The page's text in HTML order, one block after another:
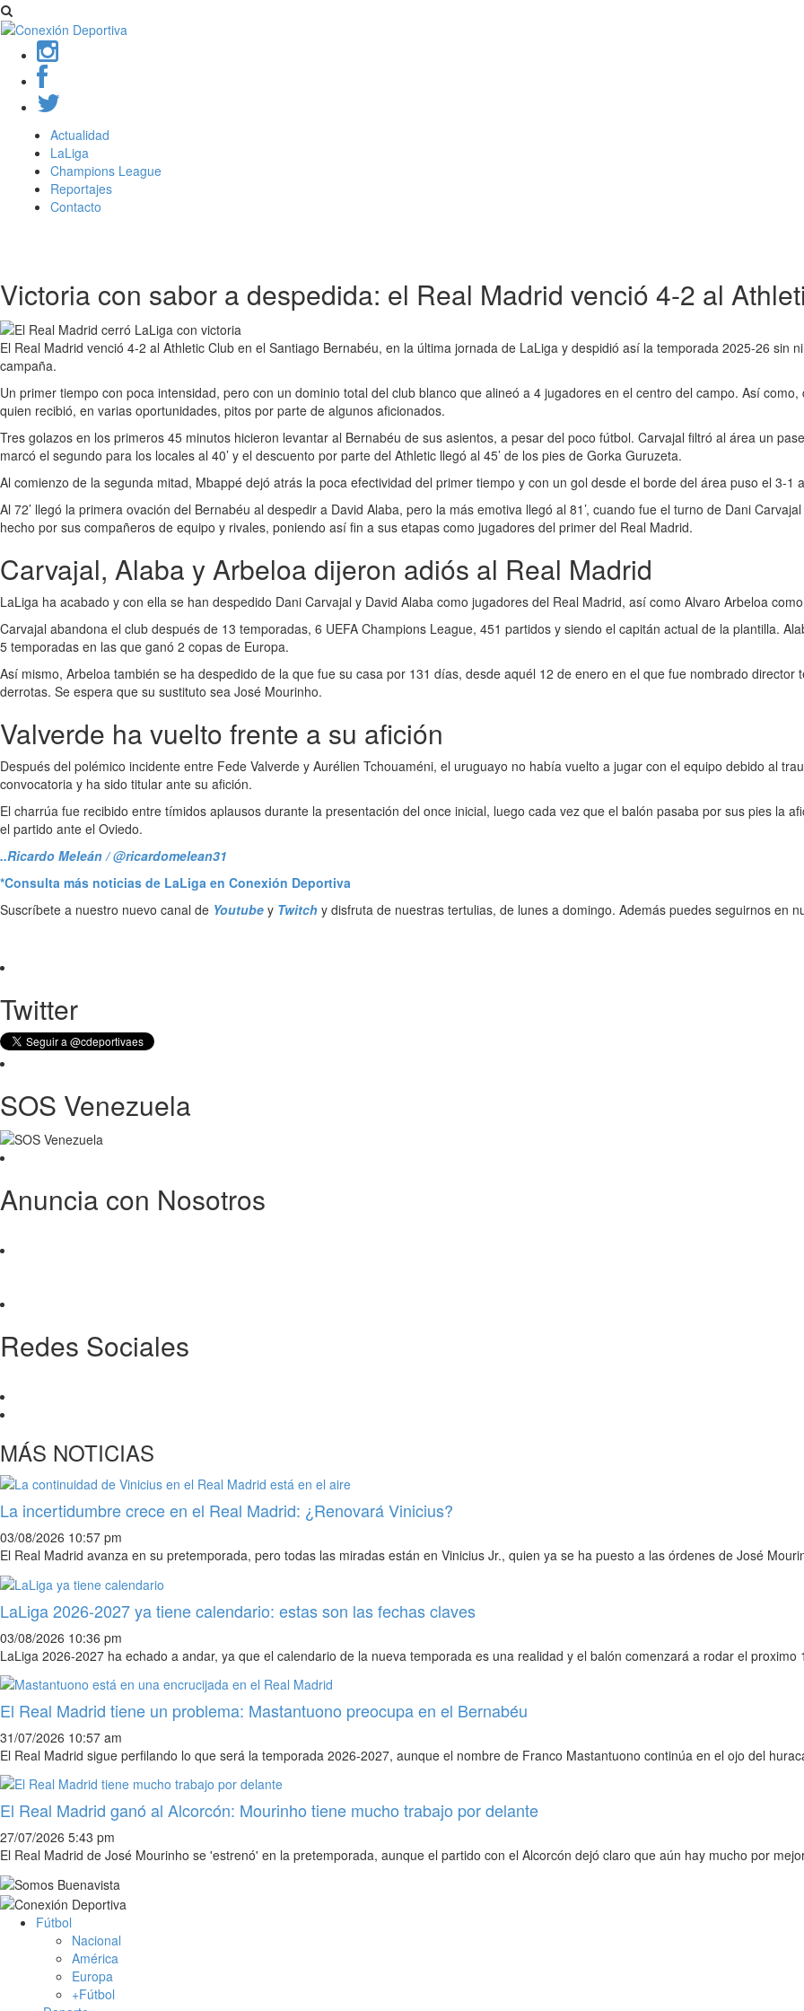
Actualidad
LaLiga
Champions League
Reportajes
Contacto
Victoria con sabor a despedida: el Real Madrid venció 4-2 al
El Real Madrid venció 4-2 al Athletic Club en el Santiago Bernabéu, en la última jornada de LaLiga y despidió así la temporada 2025-26 sin
campaña.
Un primer tiempo con poca intensidad, pero con un dominio total del club blanco que alineó a 4 jugadores en el centro del campo. Así
quien recibió, en varias oportunidades, pitos por parte de algunos aficionados.
Tres golazos en los primeros 45 minutos hicieron levantar al Bernabéu de sus asientos, a pesar del poco fútbol. Carvajal filtró al área un
marcó el segundo para los locales al 40’ y el descuento por parte del Athletic llegó al 45’ de los pies de Gorka Guruzeta.
Al comienzo de la segunda mitad, Mbappé dejó atrás la poca efectividad del primer tiempo y con un gol desde el borde del área puso el 3-
Al 72’ llegó la primera ovación del Bernabéu al despedir a David Alaba, pero la más emotiva llegó al 81’, cuando fue el turno de Dani
hecho por sus compañeros de equipo y rivales, poniendo así fin a sus etapas como jugadores del primer del Real Madrid.
Carvajal, Alaba y Arbeloa dijeron adiós al Real Madrid
LaLiga ha acabado y con ella se han despedido Dani Carvajal y David Alaba como jugadores del Real Madrid, así como Alvaro Arbeloa
Carvajal abandona el club después de 13 temporadas, 6 UEFA Champions League, 451 partidos y siendo el capitán actual de la plantilla.
5 temporadas en las que ganó 2 copas de Europa.
Así mismo, Arbeloa también se ha despedido de la que fue su casa por 131 días, desde aquél 12 de enero en el que fue nombrado
derrotas. Se espera que su sustituto sea José Mourinho.
Valverde ha vuelto frente a su afición
Después del polémico incidente entre Fede Valverde y Aurélien Tchouaméni, el uruguayo no había vuelto a jugar con el equipo debido al
convocatoria y ha sido titular ante su afición.
El charrúa fue recibido entre tímidos aplausos durante la presentación del once inicial, luego cada vez que el balón pasaba por sus pies la
el partido ante el Oviedo.
..Ricardo Meleán / @ricardomelean31
*Consulta más noticias de LaLiga en Conexión Deportiva
Suscríbete a nuestro nuevo canal de Youtube y Twitch y disfruta de nuestras tertulias, de lunes a domingo. Además puedes seguirnos en
Twitter
SOS Venezuela
Anuncia con Nosotros
Redes Sociales
MÁS NOTICIAS
La incertidumbre crece en el Real Madrid: ¿Renovará Vinicius?
03/08/2026 10:57 pm
El Real Madrid avanza en su pretemporada, pero todas las miradas están en Vinicius Jr., quien ya se ha puesto a las órdenes de José
LaLiga 2026-2027 ya tiene calendario: estas son las fechas claves
03/08/2026 10:36 pm
LaLiga 2026-2027 ha echado a andar, ya que el calendario de la nueva temporada es una realidad y el balón comenzará a rodar el proximo
El Real Madrid tiene un problema: Mastantuono preocupa en el Bernabéu
31/07/2026 10:57 am
El Real Madrid sigue perfilando lo que será la temporada 2026-2027, aunque el nombre de Franco Mastantuono continúa en el ojo del
El Real Madrid ganó al Alcorcón: Mourinho tiene mucho trabajo por delante
27/07/2026 5:43 pm
El Real Madrid de José Mourinho se 'estrenó' en la pretemporada, aunque el partido con el Alcorcón dejó claro que aún hay mucho por
Fútbol
Nacional
América
Europa
+Fútbol